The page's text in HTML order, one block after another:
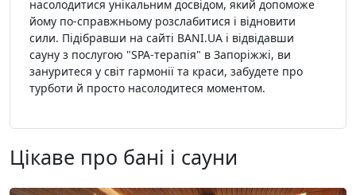
насолодитися унікальним досвідом, який допоможе
йому по-справжньому розслабитися і відновити
сили. Підібравши на сайті BANI.UA і відвідавши
сауну з послугою "SPA-терапія" в Запоріжжі, ви
зануритеся у світ гармонії та краси, забудете про
турботи й просто насолодитеся моментом.
Цікаве про бані і сауни